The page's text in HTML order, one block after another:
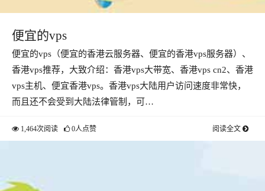
便宜的vps
便宜的vps（便宜的香港云服务器、便宜的香港vps服务器）、
香港vps推荐，大致介绍：香港vps大带宽、香港vps cn2、香港
vps主机、便宜香港vps。香港vps大陆用户访问速度非常快，
而且还不会受到大陆法律管制，可…
1,464次阅读 0人点赞 阅读全文